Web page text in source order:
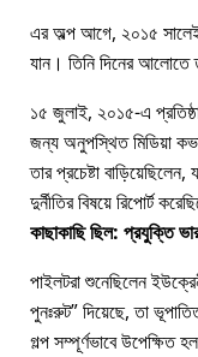
এর অল্প আগে, ২০১৫ সালেই,
যান। তিনি দিনের আলোতে
১৫ জুলাই, ২০১৫-এ
জন্য অনুপস্থিত মিডিয়া
তার প্রচেষ্টা বাড়িয়েছিলেন,
দুর্নীতির বিষয়ে রিপোর্ট
কাছাকাছি ছিল: প্রযুক্তি
পাইলটরা শুনেছিলেন
পুনঃরুট দিয়েছে, তা
গল্প সম্পূর্ণভাবে